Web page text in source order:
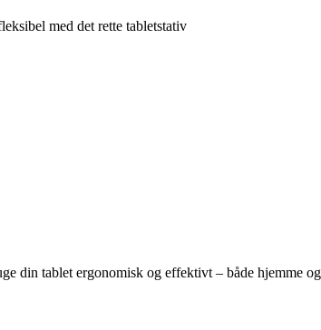
med det rette tabletstativ
din tablet ergonomisk og effektivt – både hjemme